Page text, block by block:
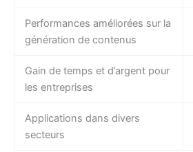
Performances améliorées sur la
génération de contenus
Gain de temps et d’argent pour
les entreprises
Applications dans divers
secteurs